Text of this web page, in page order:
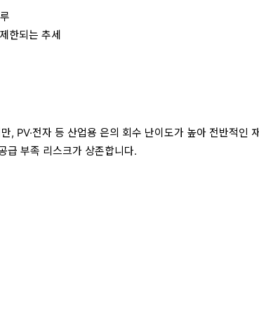
한되는 추세
, PV·전자 등 산업용 은의 회수 난이도가 높아 전반적인
급 부족 리스크가 상존합니다.